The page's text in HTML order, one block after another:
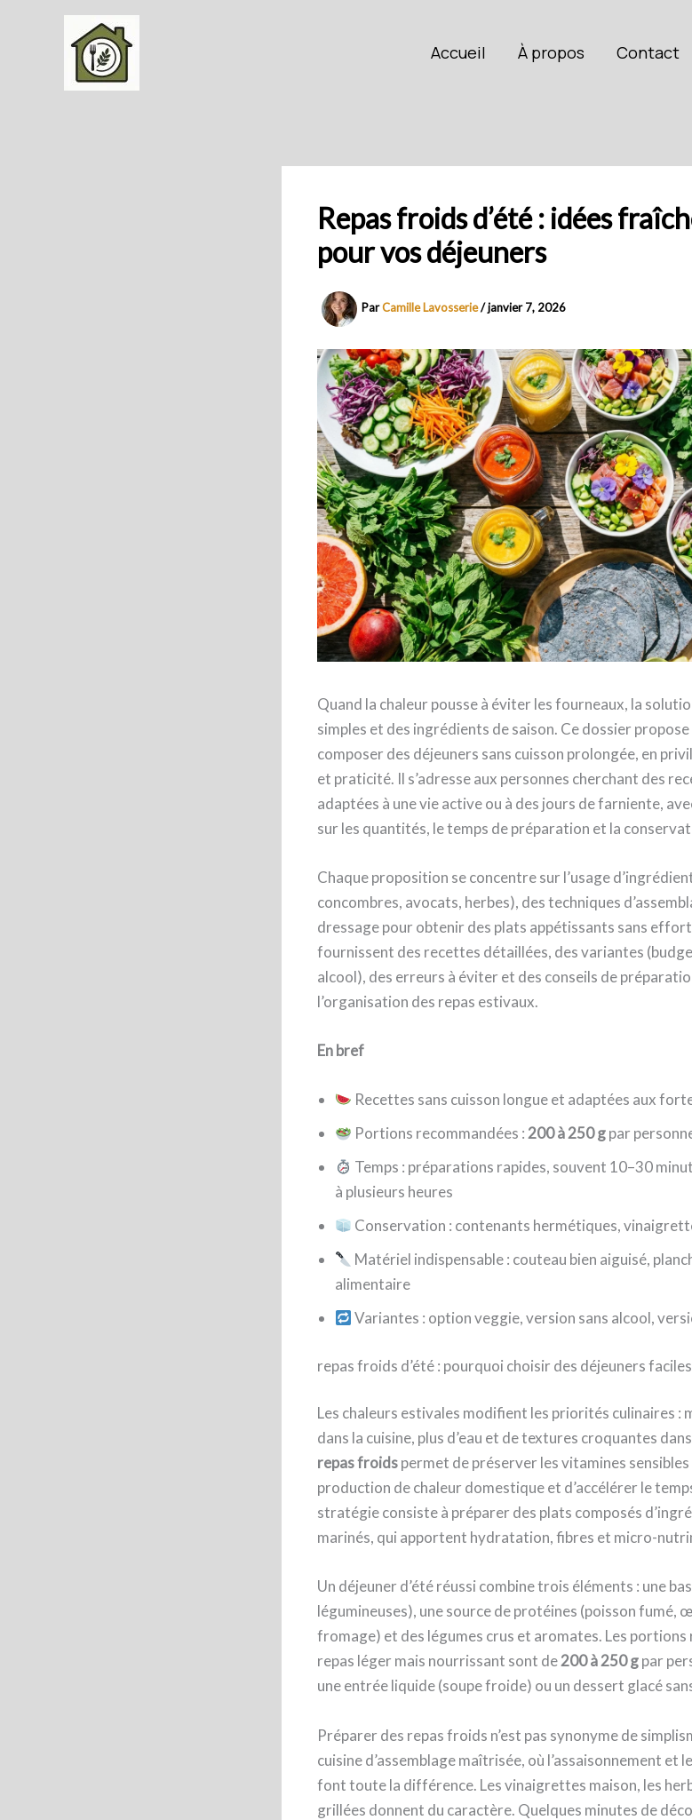
Accueil À propos Contact
Repas froids d’été : idées
pour vos déjeuners
ParCamille Lavosserie/janvier 7, 2026
Quand la chaleur pousse à éviter les fourneaux, la
simples et des ingrédients de saison. Ce dossier
composer des déjeuners sans cuisson prolongée, en
et praticité. Il s’adresse aux personnes cherchant des
adaptées à une vie active ou à des jours de farniente,
sur les quantités, le temps de préparation et la
Chaque proposition se concentre sur l’usage
concombres, avocats, herbes), des techniques
dressage pour obtenir des plats appétissants sans
fournissent des recettes détaillées, des variantes
alcool), des erreurs à éviter et des conseils de
l’organisation des repas estivaux.
En bref
Recettes sans cuisson longue et adaptées aux
Portions recommandées : 200 à 250 gpar
Temps : préparations rapides, souvent 10–30
à plusieurs heures
Conservation : contenants hermétiques,
Matériel indispensable : couteau bien aiguisé,
alimentaire
Variantes : option veggie, version sans alcool,
repas froids d’été : pourquoi choisir des déjeuners
Les chaleurs estivales modifient les priorités culinaires :
dans la cuisine, plus d’eau et de textures croquantes
repas froidspermet de préserver les vitamines
production de chaleur domestique et d’accélérer le
stratégie consiste à préparer des plats composés
marinés, qui apportent hydratation, fibres et micro-
Un déjeuner d’été réussi combine trois éléments : une
légumineuses), une source de protéines (poisson fumé,
fromage) et des légumes crus et aromates. Les portions
repas léger mais nourrissant sont de200 à 250 gpar
une entrée liquide (soupe froide) ou un dessert glacé
Préparer des repas froids n’est pas synonyme de
cuisine d’assemblage maîtrisée, où l’assaisonnement et
font toute la différence. Les vinaigrettes maison, les
grillées donnent du caractère. Quelques minutes de